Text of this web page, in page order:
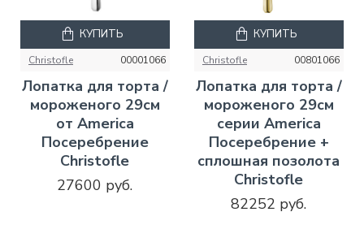
Christofle 00001066
Лопатка для торта /
мороженого 29см
от America
Посеребрение
Christofle
27600 руб.
КУПИТЬ
Christofle 00801066
Лопатка для торта /
мороженого 29см
серии America
Посеребрение +
сплошная позолота
Christofle
82252 руб.
КУПИТЬ